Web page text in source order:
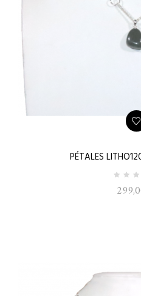
PÉTALES